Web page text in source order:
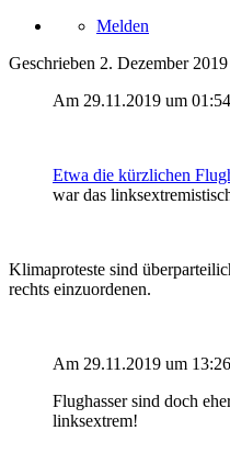
Melden
Geschrieben 2. Dezember 2019
Am 29.11.2019 um
Etwa die kürzlichen
war das
Klimaproteste sind
rechts einzuordenen.
Am 29.11.2019 um
Flughasser sind doch
linksextrem!